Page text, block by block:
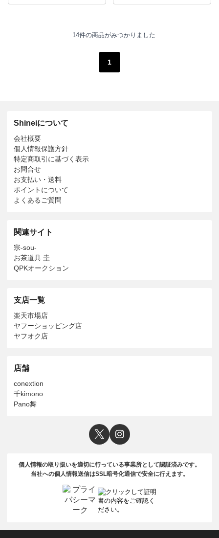
14件の商品がみつかりました
1
Shineiについて
会社概要
個人情報保護方針
特定商取引に基づく表示
お問合せ
お支払い・送料
ポイントについて
よくあるご質問
関連サイト
宗-sou-
お茶道具 圭
QPKオークション
支店一覧
楽天市場店
ヤフーショッピング店
ヤフオク店
店舗
conextion
千kimono
Pano舞
個人情報の取り扱いを適切に行っている事業所として認証済みです。
当社への個人情報送信はSSL暗号化通信で安全に行えます。